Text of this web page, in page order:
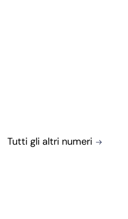
Tutti gli altri numeri